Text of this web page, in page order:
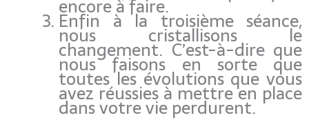
encore à faire.
Enfin à la troisième séance,
nous cristallisons le
changement. C’est-à-dire que
nous faisons en sorte que
toutes les évolutions que vous
avez réussies à mettre en place
dans votre vie perdurent.